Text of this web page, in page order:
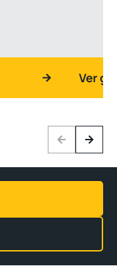
Ver
PreviousNext